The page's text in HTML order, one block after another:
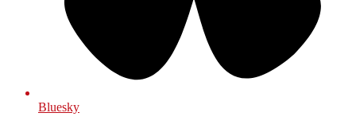
Bluesky